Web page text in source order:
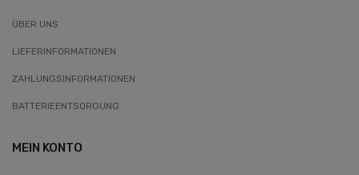
ÜBER UNS
LIEFERINFORMATIONEN
ZAHLUNGSINFORMATIONEN
BATTERIEENTSORGUNG
MEIN KONTO